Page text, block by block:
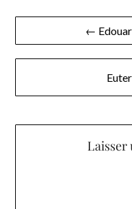
Navigation
de
←
Laisser